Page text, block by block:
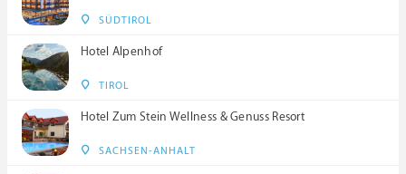
SÜDTIROL
Hotel Alpenhof
TIROL
Hotel Zum Stein Wellness & Genuss Resort
SACHSEN-ANHALT